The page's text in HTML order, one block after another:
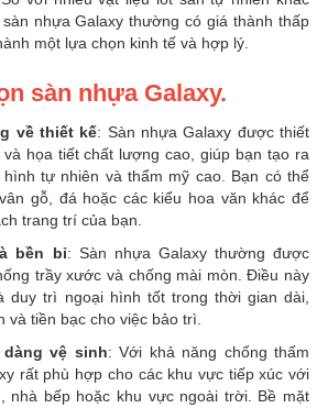
nhựa Galaxy thường có giá thành thấp
một lựa chọn kinh tế và hợp lý.
sàn nhựa Galaxy.
về thiết kế: Sàn nhựa Galaxy được thiết
họa tiết chất lượng cao, giúp bạn tạo ra
tự nhiên và thẩm mỹ cao. Bạn có thể
gỗ, đá hoặc các kiểu hoa văn khác để
trang trí của bạn.
bền bỉ: Sàn nhựa Galaxy thường được
trầy xước và chống mài mòn. Điều này
duy trì ngoại hình tốt trong thời gian dài,
và tiền bạc cho việc bảo trì.
vệ sinh: Với khả năng chống thấm
rất phù hợp cho các khu vực tiếp xúc với
nhà bếp hoặc khu vực ngoài trời. Bề mặt